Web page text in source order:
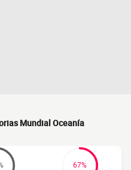
Mundial Oceanía
67%